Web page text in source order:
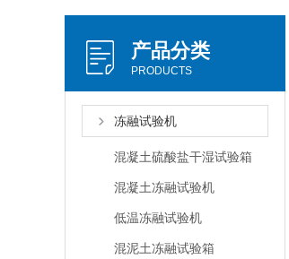
产品分类
PRODUCTS
冻融试验机
混凝土硫酸盐干湿试验箱
混凝土冻融试验机
低温冻融试验机
混泥土冻融试验箱